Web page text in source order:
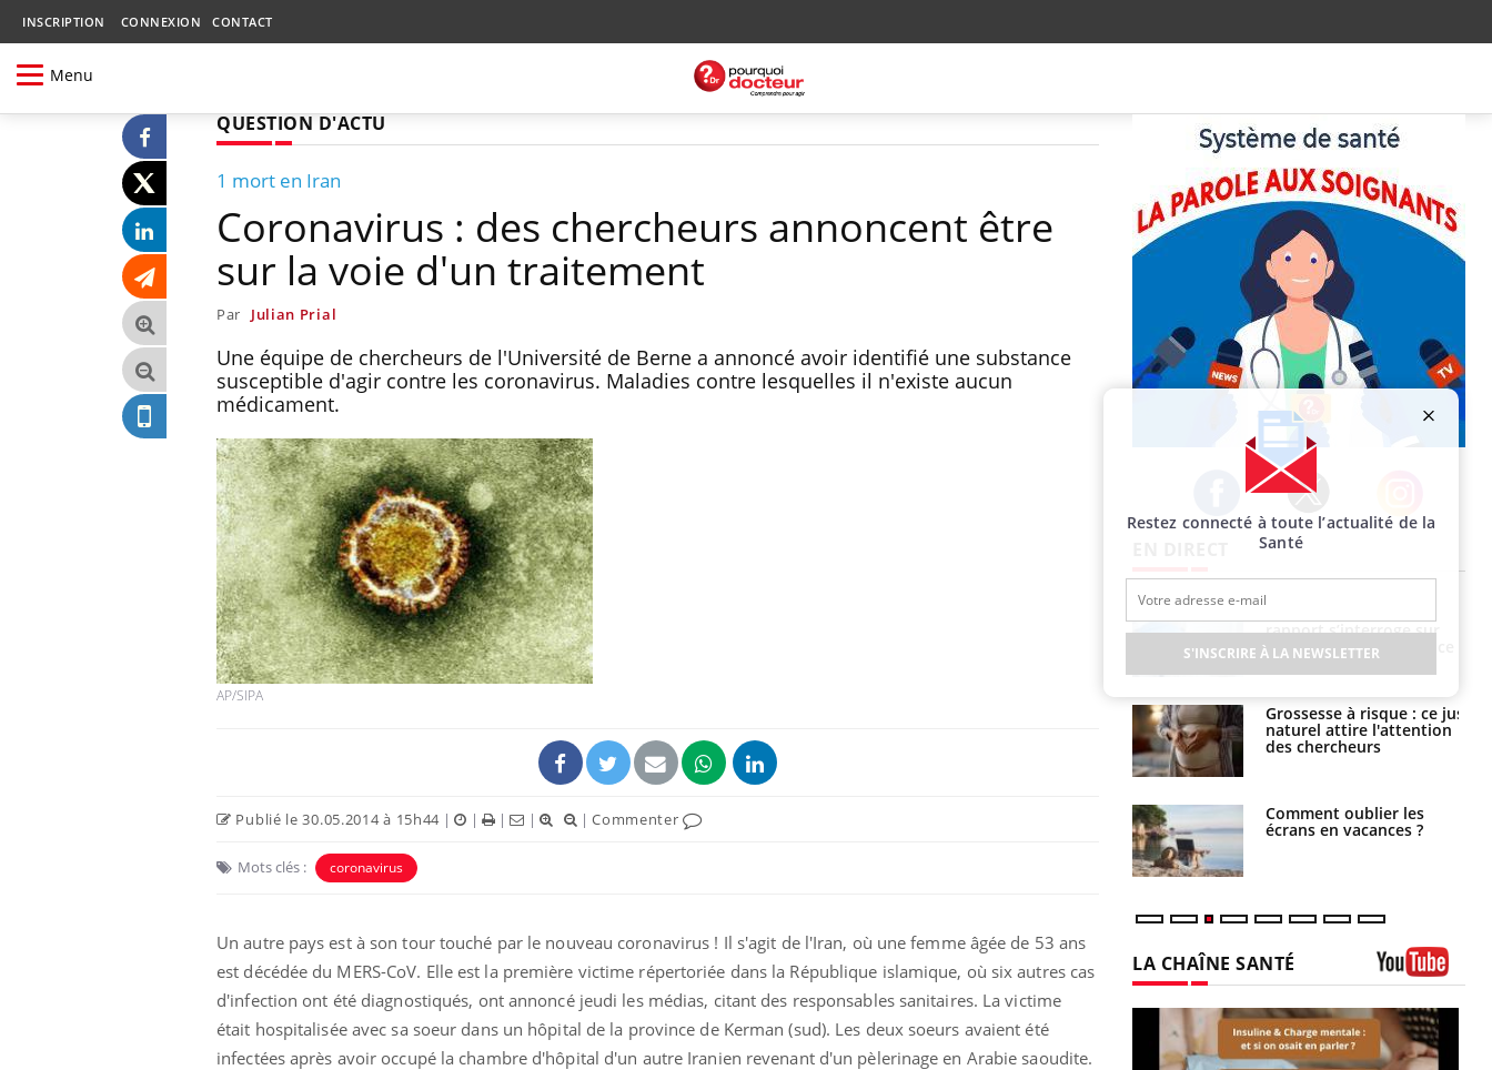
INSCRIPTION CONNEXION CONTACT
Menu
QUESTION D'ACTU
1 mort en Iran
Coronavirus : des chercheurs annoncent être
sur la voie d'un traitement
Par Julian Prial
Une équipe de chercheurs de l'Université de Berne a annoncé avoir identifié une substance
susceptible d'agir contre les coronavirus. Maladies contre lesquelles il n'existe aucun
médicament.
AP/SIPA
Publié le 30.05.2014 à 15h44 | | | | |Commenter
Mots clés : coronavirus
Un autre pays est à son tour touché par le nouveau coronavirus ! Il s'agit de l'Iran, où une femme âgée de 53 ans
est décédée du MERS-CoV. Elle est la première victime répertoriée dans la République islamique, où six autres cas
d'infection ont été diagnostiqués, ont annoncé jeudi les médias, citant des responsables sanitaires. La victime
était hospitalisée avec sa soeur dans un hôpital de la province de Kerman (sud). Les deux soeurs avaient été
infectées après avoir occupé la chambre d'hôpital d'un autre Iranien revenant d'un pèlerinage en Arabie saoudite.
Facebook Twitter Instagram
très empathique ?
Bébés, jeunes enfants :
quelle trousse à
rapport s’interroge sur
son taux élevé en France
Grossesse à risque : ce jus
naturel attire l'attention
des chercheurs
Comment oublier les
écrans en vacances ?
LA CHAÎNE SANTÉ
Restez connecté à toute l’actualité de la
Santé
S'INSCRIRE À LA NEWSLETTER